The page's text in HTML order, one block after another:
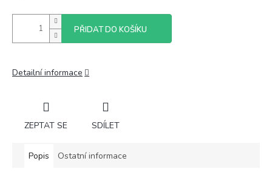
PŘIDAT DO KOŠÍKU
Detailní informace
ZEPTAT SE SDÍLET
Popis Ostatní informace